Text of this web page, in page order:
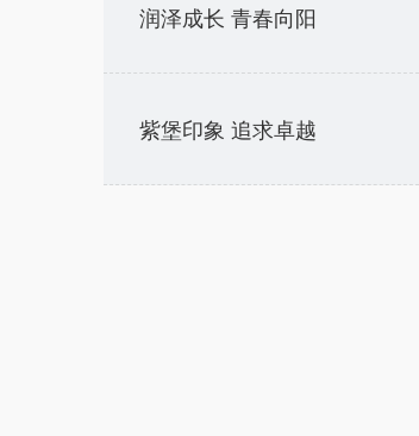
润泽成长 青春向阳
紫堡印象 追求卓越